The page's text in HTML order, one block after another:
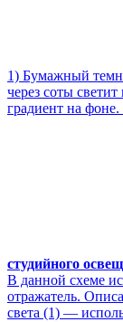
1) Бумажный
через соты
градиент на
студийного
В данной схеме
отражатель.
света (1) —